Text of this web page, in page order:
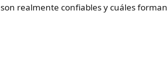
son realmente confiables y cuáles